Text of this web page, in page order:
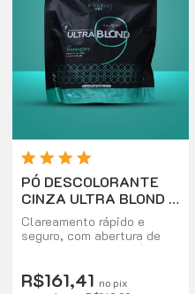
PÓ DESCOLORANTE
CINZA ULTRA BLOND 9
TONS 500GM
Clareamento rápido e
seguro, com abertura de
até 9 tons, com partículas
visualização neutralizada
R$161,41 no pix